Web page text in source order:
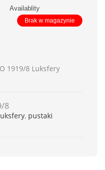
Availablity
Brak w magazynie
1919/8 Luksfery
8
, pustaki